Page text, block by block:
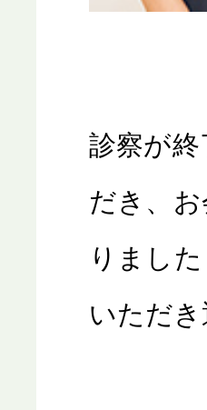
診察が
だき、
りまし
いただ